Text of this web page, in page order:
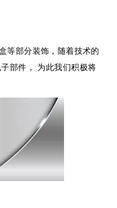
等部分装饰，随着技术的
部件，
为此我们积极将